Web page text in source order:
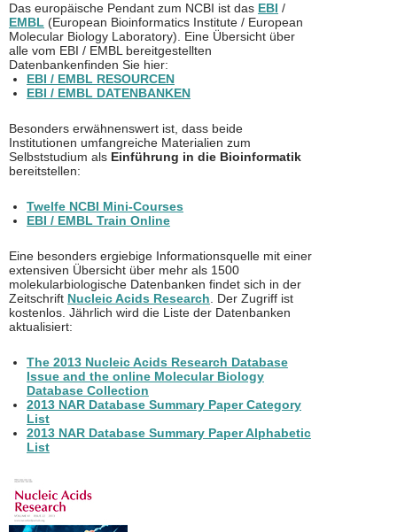
Das europäische Pendant zum NCBI ist das EBI /
EMBL (European Bioinformatics Institute / European
Molecular Biology Laboratory). Eine Übersicht über
alle vom EBI / EMBL bereitgestellten
Datenbankenfinden Sie hier:
EBI / EMBL RESOURCEN
EBI / EMBL DATENBANKEN
Besonders erwähnenswert ist, dass beide
Institutionen umfangreiche Materialien zum
Selbststudium als Einführung in die Bioinformatik
bereitstellen:
Twelfe NCBI Mini-Courses
EBI / EMBL Train Online
Eine besonders ergiebige Informationsquelle mit einer
extensiven Übersicht über mehr als 1500
molekularbiologische Datenbanken findet sich in der
Zeitschrift Nucleic Acids Research. Der Zugriff ist
kostenlos. Jährlich wird die Liste der Datenbanken
aktualisiert:
The 2013 Nucleic Acids Research Database
Issue and the online Molecular Biology
Database Collection
2013 NAR Database Summary Paper Category
List
2013 NAR Database Summary Paper Alphabetic
List